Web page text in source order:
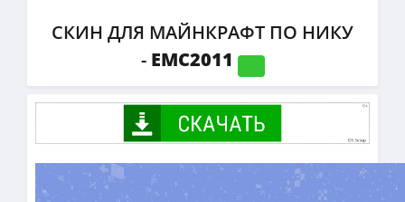
СКИН ДЛЯ МАЙНКРАФТ ПО НИКУ
- EMC2011